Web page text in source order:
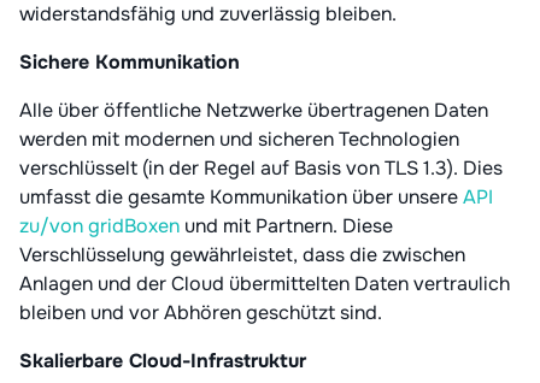
widerstandsfähig und zuverlässig bleiben.
Sichere Kommunikation
Alle über öffentliche Netzwerke übertragenen Daten
werden mit modernen und sicheren Technologien
verschlüsselt (in der Regel auf Basis von TLS 1.3). Dies
umfasst die gesamte Kommunikation über unsereAPI
zu/von gridBoxen und mit Partnern. Diese
Verschlüsselung gewährleistet, dass die zwischen
Anlagen und der Cloud übermittelten Daten vertraulich
bleiben und vor Abhören geschützt sind.
Skalierbare Cloud-Infrastruktur